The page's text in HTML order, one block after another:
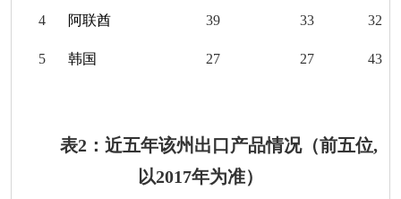
4 阿联酋 39 33 32
5 韩国 27 27 43
表2：近五年该州出口产品情况（前五位,
以2017年为准）